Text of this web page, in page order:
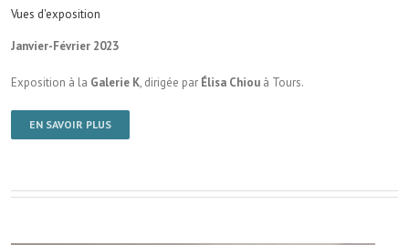
Vues d'exposition
Janvier-Février 2023
Exposition à la Galerie K, dirigée par Élisa Chiou à Tours.
EN SAVOIR PLUS